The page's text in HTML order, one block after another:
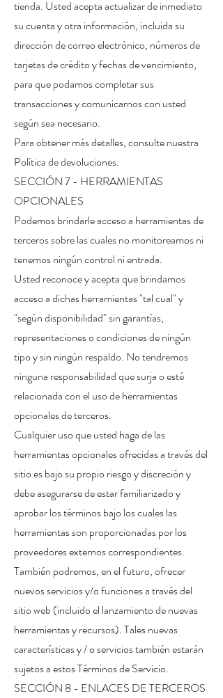
tienda. Usted acepta actualizar de inmediato
su cuenta y otra información, incluida su
dirección de correo electrónico, números de
tarjetas de crédito y fechas de vencimiento,
para que podamos completar sus
transacciones y comunicarnos con usted
según sea necesario.
Para obtener más detalles, consulte nuestra
Política de devoluciones.
SECCIÓN 7 - HERRAMIENTAS
OPCIONALES
Podemos brindarle acceso a herramientas de
terceros sobre las cuales no monitoreamos ni
tenemos ningún control ni entrada.
Usted reconoce y acepta que brindamos
acceso a dichas herramientas "tal cual" y
"según disponibilidad" sin garantías,
representaciones o condiciones de ningún
tipo y sin ningún respaldo. No tendremos
ninguna responsabilidad que surja o esté
relacionada con el uso de herramientas
opcionales de terceros.
Cualquier uso que usted haga de las
herramientas opcionales ofrecidas a través del
sitio es bajo su propio riesgo y discreción y
debe asegurarse de estar familiarizado y
aprobar los términos bajo los cuales las
herramientas son proporcionadas por los
proveedores externos correspondientes.
También podremos, en el futuro, ofrecer
nuevos servicios y/o funciones a través del
sitio web (incluido el lanzamiento de nuevas
herramientas y recursos). Tales nuevas
características y / o servicios también estarán
sujetos a estos Términos de Servicio.
SECCIÓN 8 - ENLACES DE TERCEROS